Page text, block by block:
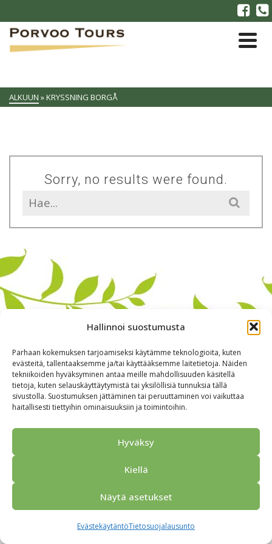
Hallinnoi suostumusta
Parhaan kokemuksen tarjoamiseksi käytämme teknologioita, kuten
evästeitä, tallentaaksemme ja/tai käyttääksemme laitetietoja. Näiden
tekniikoiden hyväksyminen antaa meille mahdollisuuden käsitellä
tietoja, kuten selauskäyttäytymistä tai yksilöllisiä tunnuksia tällä
sivustolla. Suostumuksen jättäminen tai peruuttaminen voi vaikuttaa
haitallisesti tiettyihin ominaisuuksiin ja toimintoihin.
Hyväksy
Kiellä
Näytä asetukset
EvästekäytäntöTietosuojalausunto
ALKUUN »KRYSSNING BORGÅ
Sorry, no results were found.
Search
for:
Alkuun Ryhmille Kokous & Ohjelmat
Yhteistyökumppanit
Tarjouspyyntö
Anna palautetta
Tietosuojaseloste
© 2026 Porvoo Tours - matkanjärjestäjä / FPW